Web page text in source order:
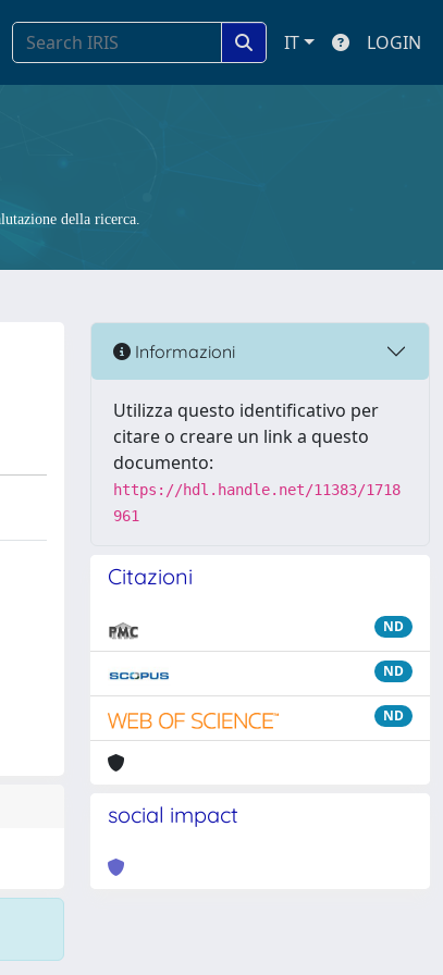
IT LOGIN
della ricerca.
Informazioni
Utilizza questo identificativo per
citare o creare un link a questo
documento:
https://hdl.handle.net/11383/1718
961
Citazioni
ND
ND
ND
social impact